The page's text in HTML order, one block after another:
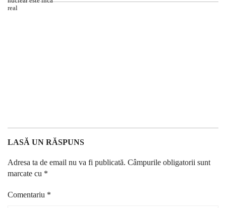
LASĂ UN RĂSPUNS
Adresa ta de email nu va fi publicată. Câmpurile obligatorii sunt
marcate cu *
Comentariu *